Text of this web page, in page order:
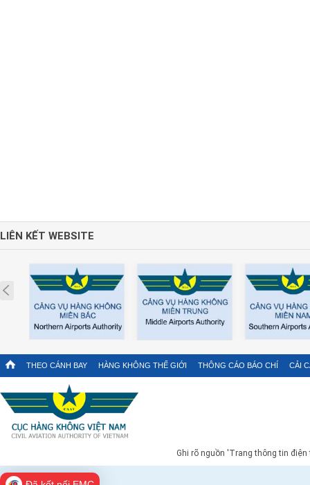
LIÊN KẾT WEBSITE
Prev
THEO CÁNH BAY HÀNG KHÔNG THẾ GIỚI THÔNG CÁO BÁO CHÍ CẢI
Ghi rõ nguồn 'Trang thông tin